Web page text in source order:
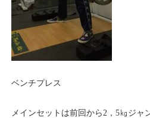
ベンチプレス
メインセットは前回から2，5㎏ジャ